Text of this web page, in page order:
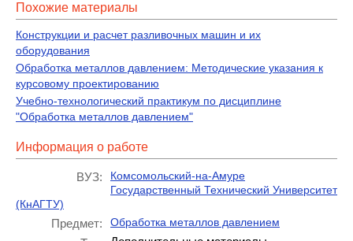
Похожие материалы
Конструкции и расчет разливочных машин и их
оборудования
Обработка металлов давлением: Методические указания к
курсовому проектированию
Учебно-технологический практикум по дисциплине
"Обработка металлов давлением"
Информация о работе
ВУЗ:
Комсомольский-на-Амуре
Государственный Технический Университет
(КнАГТУ)
Предмет: Обработка металлов давлением